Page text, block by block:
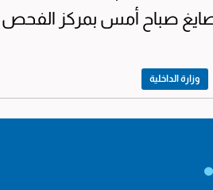
الصايغ صباح أمس بمركز
وزارة الداخلية